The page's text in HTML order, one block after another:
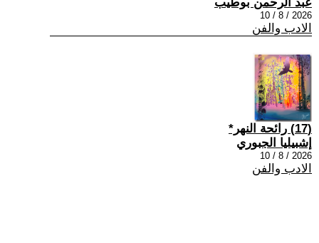
2026 / 8 / 10
الادب والفن
(17) رائحة النهر*
إشبيليا الجبوري
2026 / 8 / 10
الادب والفن